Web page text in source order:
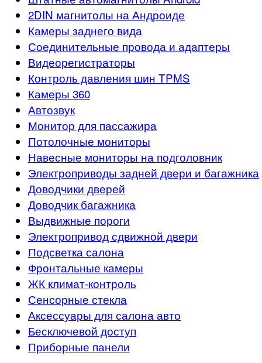
2DIN магнитолы на Андроиде
Камеры заднего вида
Соединительные провода и адаптеры
Видеорегистраторы
Контроль давления шин TPMS
Камеры 360
Автозвук
Монитор для пассажира
Потолочные мониторы
Навесные мониторы на подголовник
Электроприводы задней двери и багажника
Доводчики дверей
Доводчик багажника
Выдвижные пороги
Электропривод сдвижной двери
Подсветка салона
Фронтальные камеры
ЖК климат-контроль
Сенсорные стекла
Аксессуары для салона авто
Бесключевой доступ
Приборные панели